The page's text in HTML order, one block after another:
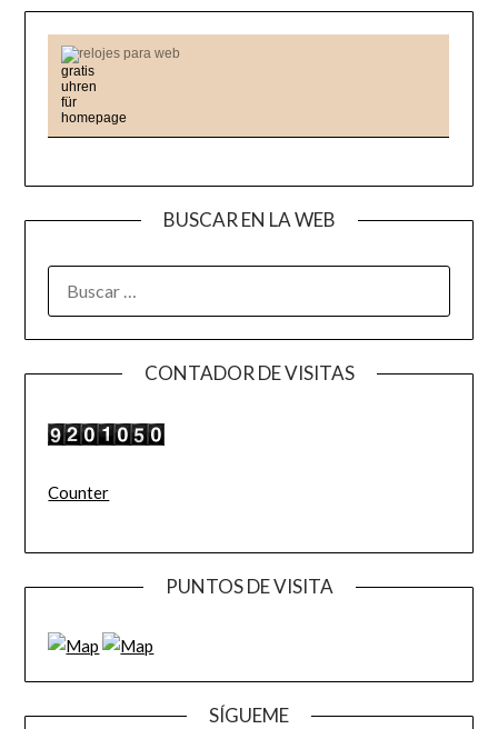
relojes para web
BUSCAR EN LA WEB
CONTADOR DE VISITAS
Counter
PUNTOS DE VISITA
SÍGUEME